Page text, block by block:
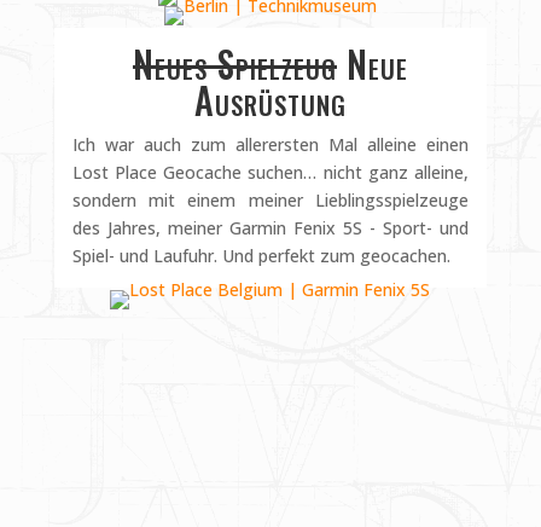
Neues SpielzeugNeue
Ausrüstung
Ich war auch zum allerersten Mal alleine einen
Lost Place Geocache suchen… nicht ganz alleine,
sondern mit einem meiner Lieblingsspielzeuge
des Jahres, meiner Garmin Fenix 5S - Sport- und
Spiel- und Laufuhr. Und perfekt zum geocachen.